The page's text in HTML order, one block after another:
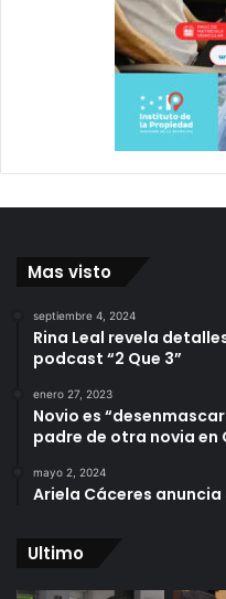
Mas visto
septiembre 4, 2024
Rina Leal revela
podcast “2 Que 3”
enero 27, 2023
Novio es
padre de otra novia en
mayo 2, 2024
Ariela Cáceres anuncia
Ultimo